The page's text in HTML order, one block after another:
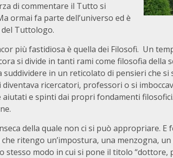
di commentare il Tutto si
ormai fa parte dell’universo ed è
Tuttologo.
più fastidiosa è quella dei Filosofi. Un
si divide in tanti rami come filosofia della
suddividere in un reticolato di pensieri che
diventava ricercatori, professori o si
e spinti dai propri fondamenti
della quale non ci si può appropriare.
ritengo un’impostura, una menzogna,
stesso modo in cui si pone il titolo